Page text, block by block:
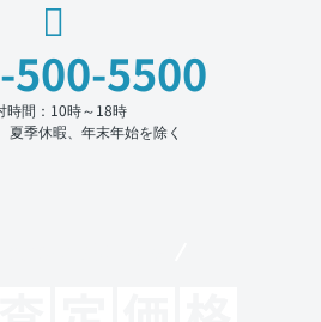
500-5500
時間：10時～18時
夏季休暇、年末年始を除く